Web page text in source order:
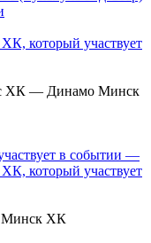
ХК — Динамо Минск
—
ХК